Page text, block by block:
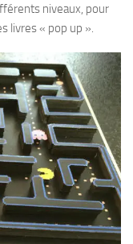
niveaux, pour
livres « pop up ».